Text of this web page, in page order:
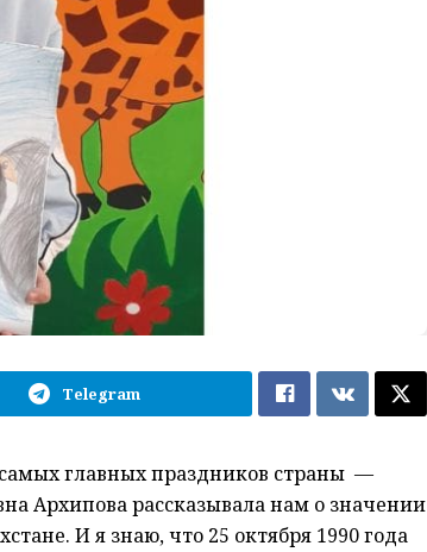
Telegram
главных праздников страны —
Архипова рассказывала нам о значении
И я знаю, что 25 октября 1990 года